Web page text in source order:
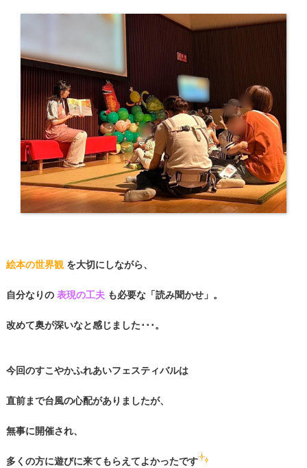
絵本の世界観を大切にしながら、
自分なりの 表現の工夫も必要な「読み聞かせ」。
改めて奥が深いなと感じました･･･。
今回のすこやかふれあいフェスティバルは
直前まで台風の心配がありましたが、
無事に開催され、
多くの方に遊びに来てもらえてよかったです